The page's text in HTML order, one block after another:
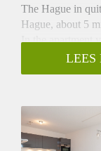
The Hague in
Hague, about 5
In the apartment
bathroom, toilet
This apartment is
rented to expats,
income.
Rent start date is
LEES